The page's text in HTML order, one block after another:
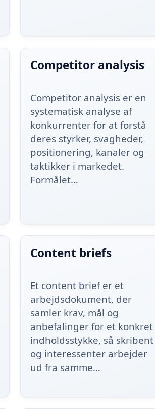
Competitor analysis
Competitor analysis er en
systematisk analyse af
konkurrenter for at forstå
deres styrker, svagheder,
positionering, kanaler og
taktikker i markedet.
Formålet…
Content briefs
Et content brief er et
arbejdsdokument, der
samler krav, mål og
anbefalinger for et konkret
indholdsstykke, så skribent
og interessenter arbejder
ud fra samme…